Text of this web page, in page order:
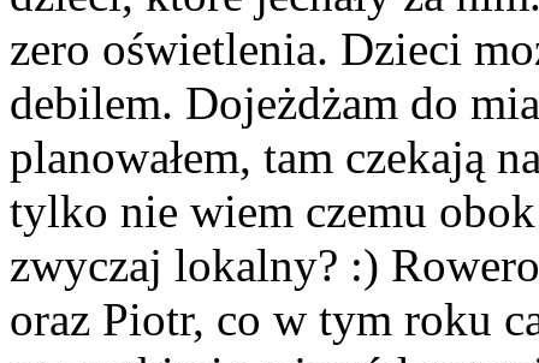
zero oświetlenia. Dzieci
debilem. Dojeżdżam do
planowałem, tam czekają
tylko nie wiem czemu
zwyczaj lokalny? :)
oraz Piotr, co w tym roku